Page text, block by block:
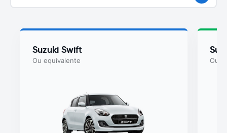
Suzuki Swift
Ou equivalente Ou